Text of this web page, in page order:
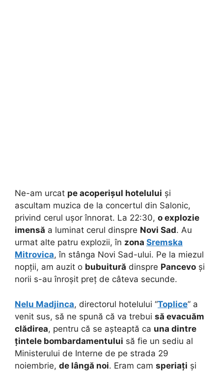
Ne-am urcat pe acoperișul hotelului și
ascultam muzica de la concertul din Salonic,
privind cerul ușor înnorat. La 22:30, o explozie
imensă a luminat cerul dinspre Novi Sad. Au
urmat alte patru explozii, în zona Sremska
Mitrovica, în stânga Novi Sad-ului. Pe la miezul
nopții, am auzit o bubuitură dinspre Pancevo și
norii s-au înroșit preț de câteva secunde.
Nelu Madjinca, directorul hotelului “Toplice” a
venit sus, să ne spună că va trebui să evacuăm
clădirea, pentru că se așteaptă ca una dintre
țintele bombardamentului să fie un sediu al
Ministerului de Interne de pe strada 29
noiembrie, de lângă noi. Eram cam speriați și